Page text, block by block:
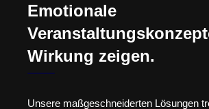
Emotionale
Wirkung zeigen.
Unsere maßgeschneiderten Lösungen